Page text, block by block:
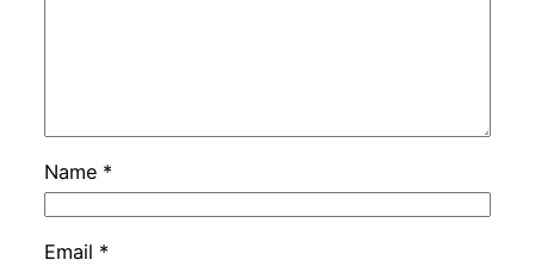
Name *
Email *